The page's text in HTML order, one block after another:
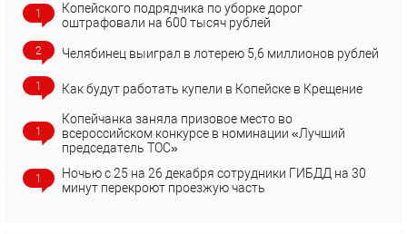
1
Копейского подрядчика по уборке дорог
оштрафовали на 600 тысяч рублей
2 Челябинец выиграл в лотерею 5,6 миллионов рублей
1 Как будут работать купели в Копейске в Крещение
1
Копейчанка заняла призовое место во
всероссийском конкурсе в номинации «Лучший
председатель ТОС»
1
Ночью с 25 на 26 декабря сотрудники ГИБДД на 30
минут перекроют проезжую часть